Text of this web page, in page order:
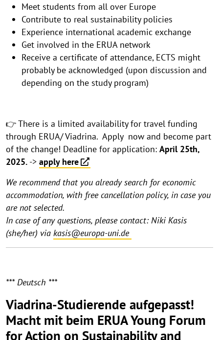
Meet students from all over Europe
Contribute to real sustainability policies
Experience international academic exchange
Get involved in the ERUA network
Receive a certificate of attendance, ECTS might
probably be acknowledged (upon discussion and
depending on the study program)
👉 There is a limited availability for travel funding
through ERUA/ Viadrina. Apply now and become part
of the change! Deadline for application: April25th,
2025. -> apply here
We recommend that you already search for economic
accommodation, with free cancellation policy, in case you
are not selected.
In case of any questions, please contact: Niki Kasis
(she/her) via kasis@europa-uni.de
*** Deutsch ***
Viadrina-Studierende aufgepasst!
Macht mit beim ERUA Young Forum
for Action on Sustainability and